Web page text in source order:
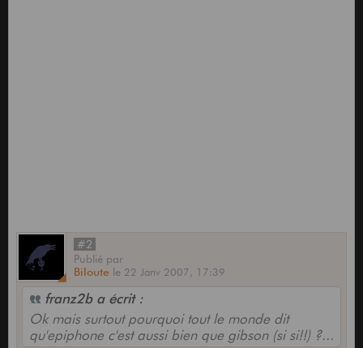
#2
Publié par
Biloute le 22 Janv 2007, 17:39
franz2b a écrit :
Ok mais surtout pourquoi tout le monde dit
qu'epiphone c'est aussi bien que gibson (si si!!) ?...